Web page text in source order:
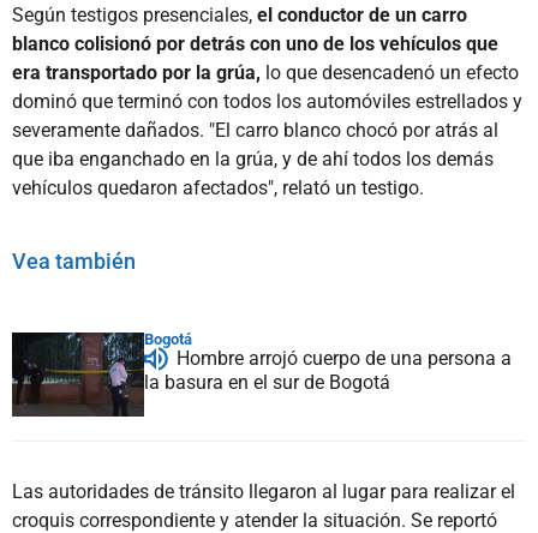
Según testigos presenciales, el conductor de un carro
blanco colisionó por detrás con uno de los vehículos que
era transportado por la grúa, lo que desencadenó un efecto
dominó que terminó con todos los automóviles estrellados y
severamente dañados. "El carro blanco chocó por atrás al
que iba enganchado en la grúa, y de ahí todos los demás
vehículos quedaron afectados", relató un testigo.
Vea también
Bogotá
Hombre arrojó cuerpo de una persona a
la basura en el sur de Bogotá
Las autoridades de tránsito llegaron al lugar para realizar el
croquis correspondiente y atender la situación. Se reportó